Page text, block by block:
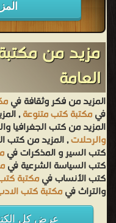
مزيد من
العامة
المزيد من فكر وثقافة في
فيمكتبة كتب متنوعة,
المزيد من كتب الجغرافيا
والرحلات, المزيد من كتب
كتب السير و المذكرات في
كتب السياسة الشرعية في
كتب الأنساب فيمكتبة
والتراث فيمكتبة كتب
عرض كل